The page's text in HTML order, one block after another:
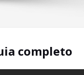
completo